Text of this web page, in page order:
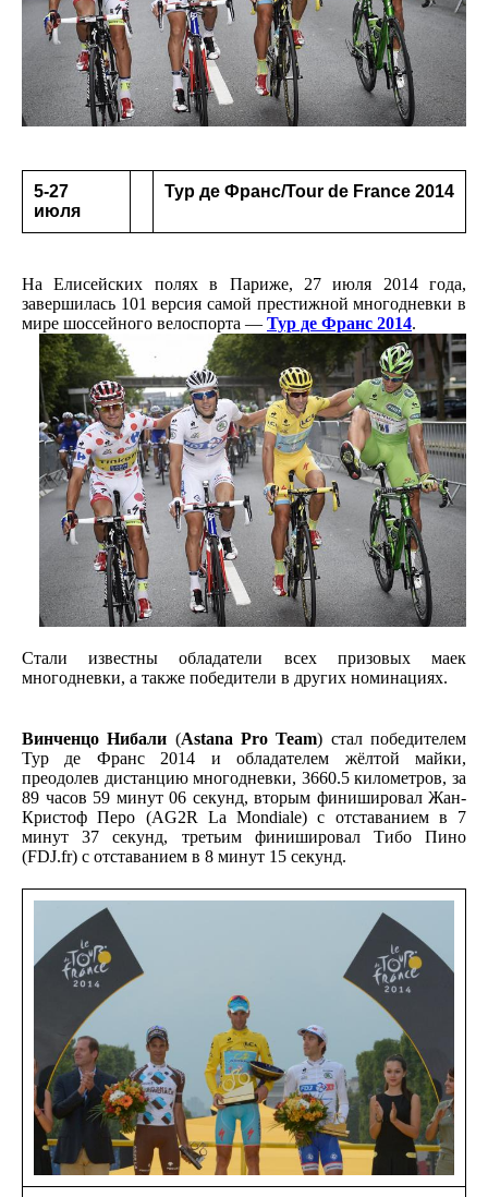
5-27
июля
Тур де Франс/Tour de France 2014
На Елисейских полях в Париже, 27 июля 2014 года,
завершилась 101 версия самой престижной многодневки в
мире шоссейного велоспорта — Тур де Франс 2014.
Стали известны обладатели всех призовых маек
многодневки, а также победители в других номинациях.
Винченцо Нибали (Astana Pro Team) стал победителем
Тур де Франс 2014 и обладателем жёлтой майки,
преодолев дистанцию многодневки, 3660.5 километров, за
89 часов 59 минут 06 секунд, вторым финишировал Жан-
Кристоф Перо (AG2R La Mondiale) с отставанием в 7
минут 37 секунд, третьим финишировал Тибо Пино
(FDJ.fr) с отставанием в 8 минут 15 секунд.